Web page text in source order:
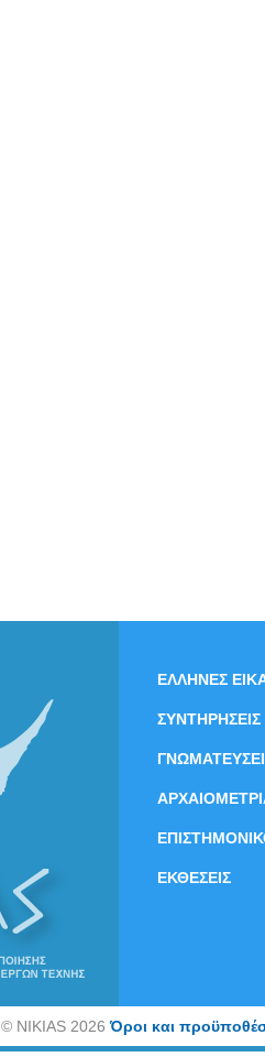
ΕΛΛΗΝΕΣ
ΣΥΝΤΗΡΗΣΕΙΣ
ΕΚΘΕΣΕΙΣ
©NIKIAS 2026Όροι και